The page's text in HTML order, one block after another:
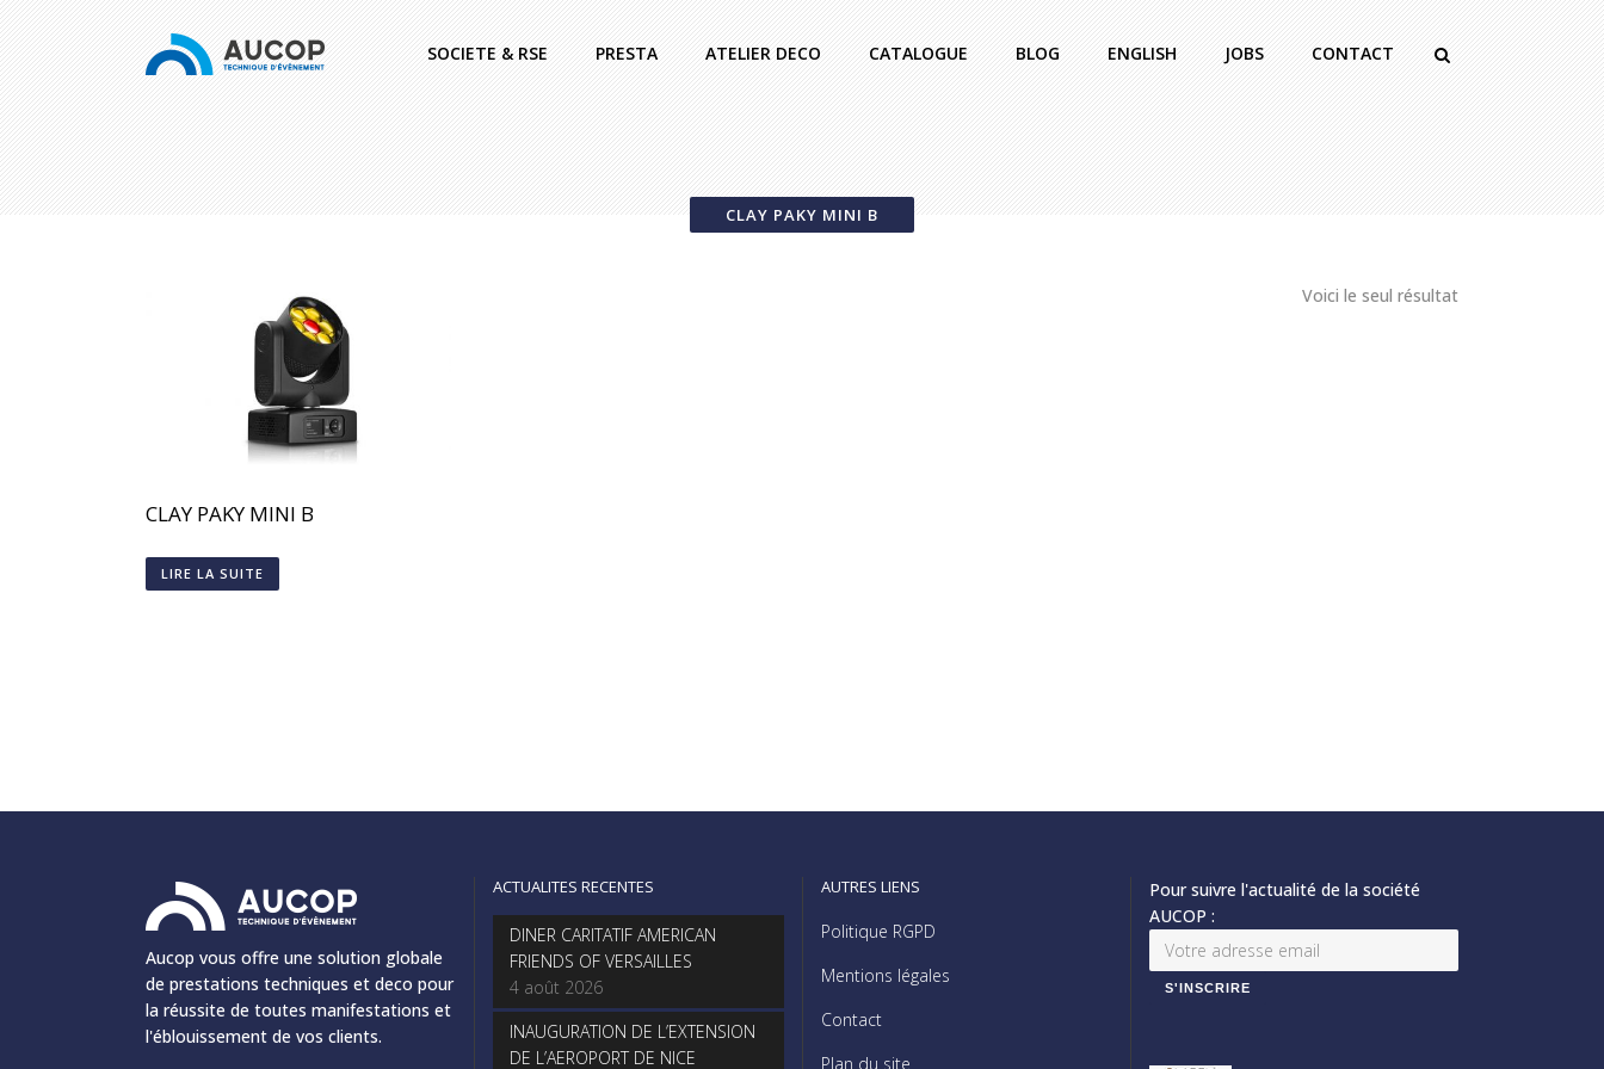
SOCIETE & RSE PRESTA ATELIER DECO CATALOGUE BLOG ENGLISH JOBS CONTACT
CLAY PAKY MINI B
Voici le seul résultat
CLAY PAKY MINI B
LIRE LA SUITE
Aucop vous offre une solution globale
de prestations techniques et deco pour
la réussite de toutes manifestations et
l'éblouissement de vos clients.
ACTUALITES RECENTES
DINER CARITATIF AMERICAN
FRIENDS OF VERSAILLES
4 août 2026
INAUGURATION DE L’EXTENSION
DE L’AEROPORT DE NICE
AUTRES LIENS
Politique RGPD
Mentions légales
Contact
Plan du site
Pour suivre l'actualité de la société
AUCOP :